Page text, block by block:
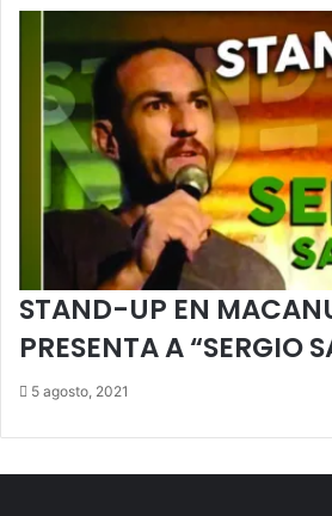
STAND-UP EN
PRESENTA A “SERGIO
5 agosto, 2021